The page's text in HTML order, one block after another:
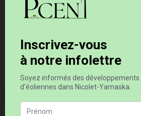
Navigation de l'article